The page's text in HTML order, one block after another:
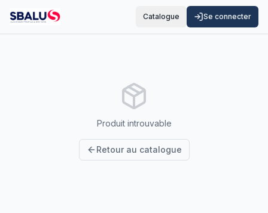
Catalogue Se connecter
Produit introuvable
Retour au catalogue